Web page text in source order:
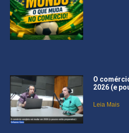
O
2026 (e
Leia Mais